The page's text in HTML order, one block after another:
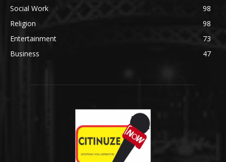
Social Work
98
Religion
98
Entertainment
73
Business
47